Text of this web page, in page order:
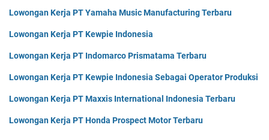
Lowongan Kerja PT Yamaha Music Manufacturing Terbaru
Lowongan Kerja PT Kewpie Indonesia
Lowongan Kerja PT Indomarco Prismatama Terbaru
Lowongan Kerja PT Kewpie Indonesia Sebagai Operator Produksi
Lowongan Kerja PT Maxxis International Indonesia Terbaru
Lowongan Kerja PT Honda Prospect Motor Terbaru